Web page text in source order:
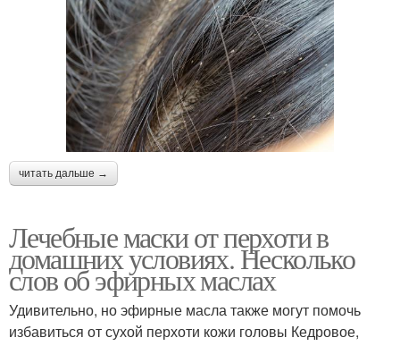
читать дальше →
Лечебные маски от перхоти в
домашних условиях. Несколько
слов об эфирных маслах
Удивительно, но эфирные масла также могут помочь
избавиться от сухой перхоти кожи головы Кедровое,